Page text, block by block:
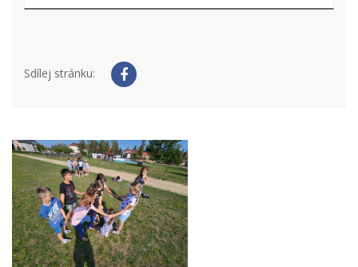
Sdílej stránku: